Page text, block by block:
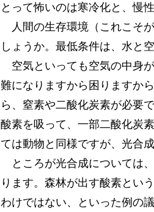
とって怖いのは寒冷化と、慢
人間の生存環境（これこそ
しょうか。最低条件は、水と
空気といっても空気の中身
難になりますから困りますか
ら、窒素や二酸化炭素が必要
酸素を吸って、一部二酸化炭
ては動物と同様ですが、光合
ところが光合成については
ります。森林が出す酸素とい
わけではない、といった例の